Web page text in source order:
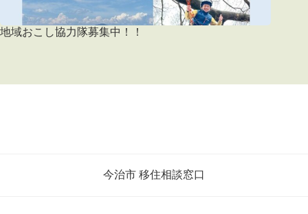
地域おこし協力隊募集中！！
今治市 移住相談窓口